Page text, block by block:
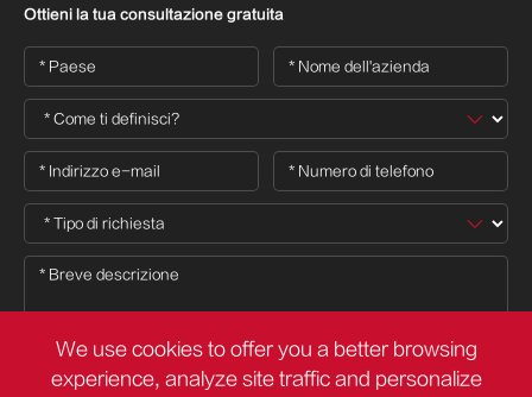
Ottieni la tua consultazione gratuita
We use cookies to offer you a better browsing
experience, analyze site traffic and personalize